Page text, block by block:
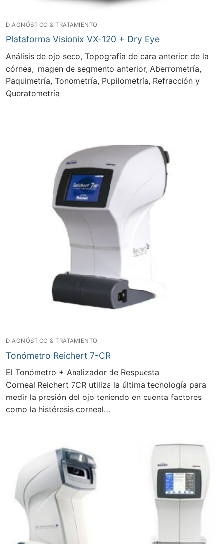
DIAGNÓSTICO & TRATAMIENTO
Plataforma Visionix VX-120 + Dry Eye
Análisis de ojo seco, Topografía de cara anterior de la
córnea, imagen de segmento anterior, Aberrometría,
Paquimetría, Tonometría, Pupilometría, Refracción y
Queratometría
DIAGNÓSTICO & TRATAMIENTO
Tonómetro Reichert 7-CR
El Tonómetro + Analizador de Respuesta
Corneal Reichert 7CR utiliza la última tecnología para
medir la presión del ojo teniendo en cuenta factores
como la histéresis corneal…